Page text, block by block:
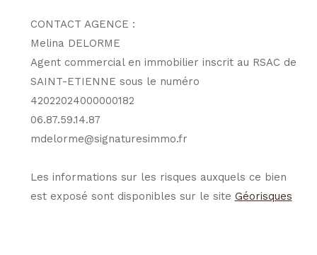
CONTACT AGENCE :
Melina DELORME
Agent commercial en immobilier inscrit au RSAC de
SAINT-ETIENNE sous le numéro
42022024000000182
06.87.59.14.87
mdelorme@signaturesimmo.fr
Les informations sur les risques auxquels ce bien
est exposé sont disponibles sur le site Géorisques